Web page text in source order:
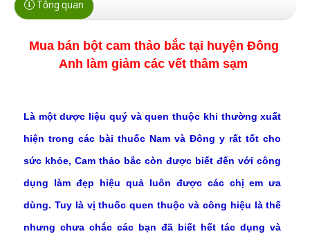
Tổng quan
Mua bán bột cam thảo bắc tại huyện Đông
Anh làm giảm các vết thâm sạm
Là một dược liệu quý và quen thuộc khi thường xuất
hiện trong các bài thuốc Nam và Đông y rất tốt cho
sức khỏe, Cam thảo bắc còn được biết đến với công
dụng làm đẹp hiệu quả luôn được các chị em ưa
dùng. Tuy là vị thuốc quen thuộc và công hiệu là thế
nhưng chưa chắc các bạn đã biết hết tác dụng và